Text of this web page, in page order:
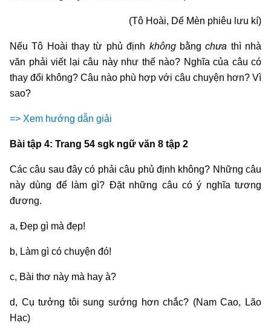
(Tô Hoài, Dế Mèn phiêu lưu kí)
Nếu Tô Hoài thay từ phủ định khôngbằngchưa thì nhà
văn phải viết lại câu này như thế nào? Nghĩa của câu có
thay đổi không? Câu nào phù hợp với câu chuyện hơn? Vì
sao?
=> Xem hướng dẫn giải
Bài tập 4: Trang 54 sgk ngữ văn 8 tập 2
Các câu sau đây có phải câu phủ định không? Những câu
này dùng để làm gì? Đặt những câu có ý nghĩa tương
đương.
a, Đẹp gì mà đẹp!
b, Làm gì có chuyện đó!
c, Bài thơ này mà hay à?
d, Cụ tưởng tôi sung sướng hơn chắc? (Nam Cao, Lão
Hạc)